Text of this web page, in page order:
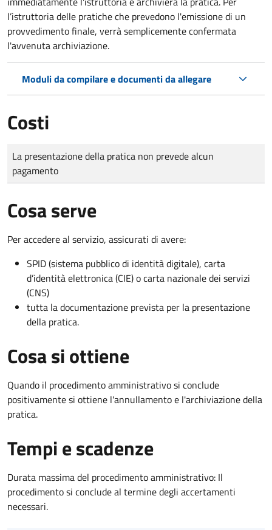
l’istruttoria delle pratiche che prevedono l'emissione di un
provvedimento finale, verrà semplicemente confermata
l'avvenuta archiviazione.
Moduli da compilare e documenti da allegare
Costi
Tipo di pagamento
Importo
La presentazione della pratica non prevede alcun
pagamento
Cosa serve
Per accedere al servizio, assicurati di avere:
SPID (sistema pubblico di identità digitale), carta
d’identità elettronica (CIE) o carta nazionale dei servizi
(CNS)
tutta la documentazione prevista per la presentazione
della pratica.
Cosa si ottiene
Quando il procedimento amministrativo si conclude
positivamente si ottiene l'annullamento e l'archiviazione della
pratica.
Tempi e scadenze
Durata massima del procedimento amministrativo: Il
procedimento si conclude al termine degli accertamenti
necessari.